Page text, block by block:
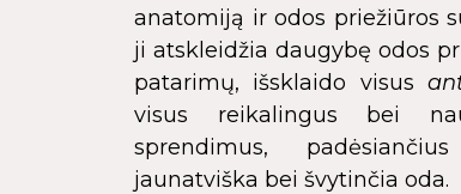
anatomiją ir odos priežiūros
ji atskleidžia daugybę odos
patarimų, išsklaido visus
visus reikalingus bei
sprendimus,
jaunatviška bei švytinčia oda.